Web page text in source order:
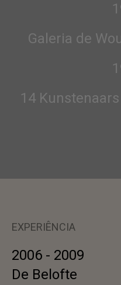
Galeria de
14
EXPERIÊNCIA
2006 - 2009
De Belofte